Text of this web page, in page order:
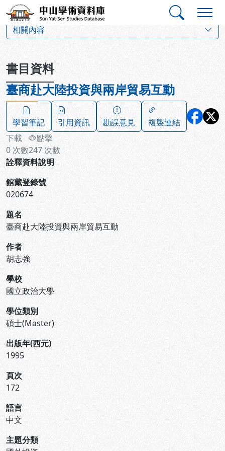
跳到主要內容
中山學術資料庫
相關內容
書目資料
臺商赴大陸投資與兩岸貿易互動
學習筆記 引用資訊 勘誤意見
複製連結
下載
0 次數
點擊
247 次數
詮釋資料說明
館藏登錄號
020674
題名
臺商赴大陸投資與兩岸貿易互動
作者
胡志強
學校
國立政治大學
學位類別
碩士(Master)
出版年(西元)
1995
頁次
172
語言
中文
主題分類